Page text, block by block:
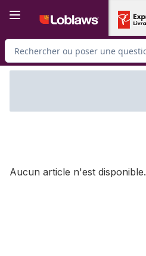
Rechercher des produits
Aucun article n'est disponible.